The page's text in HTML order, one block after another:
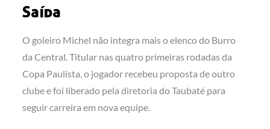
Saída
O goleiro Michel não integra mais o elenco do Burro
da Central. Titular nas quatro primeiras rodadas da
Copa Paulista, o jogador recebeu proposta de outro
clube e foi liberado pela diretoria do Taubaté para
seguir carreira em nova equipe.